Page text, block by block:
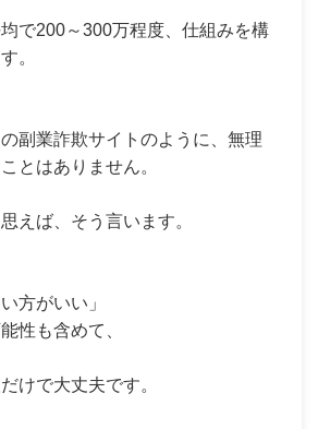
で200～300万程度、仕組みを構
。
副業詐欺サイトのように、無理
とはありません。
えば、そう言います。
方がいい」
性も含めて、
けで大丈夫です。